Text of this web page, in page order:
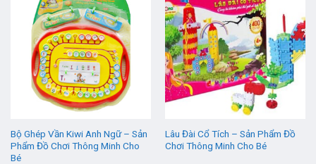
Bộ Ghép Vần Kiwi Anh Ngữ – Sản
Phẩm Đồ Chơi Thông Minh Cho
Bé
Lâu Đài Cổ Tích – Sản Phẩm Đồ
Chơi Thông Minh Cho Bé